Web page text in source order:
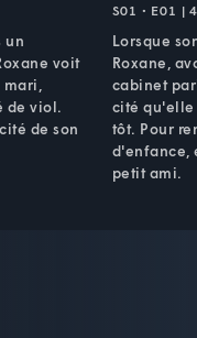
un
voit
de viol.
de son
S01 • E01 |
Lorsque
Roxane,
cabinet
cité qu'elle
tôt. Pour
d'enfance,
petit ami.